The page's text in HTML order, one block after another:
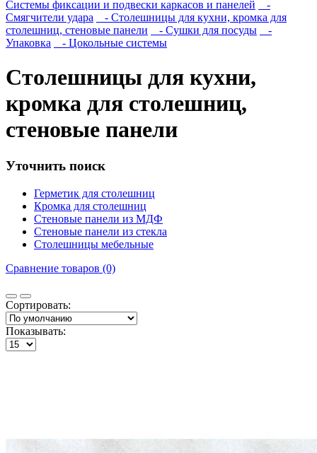
Системы фиксации и подвески каркасов и панелей
-
Смягчители удара
- Столешницы для кухни, кромка для
столешниц, стеновые панели
- Сушки для посуды
-
Упаковка
- Цокольные системы
Столешницы для кухни,
кромка для столешниц,
стеновые панели
Уточнить поиск
Герметик для столешниц
Кромка для столешниц
Стеновые панели из МДФ
Стеновые панели из стекла
Столешницы мебельные
Сравнение товаров (0)
Сортировать:
Показывать: